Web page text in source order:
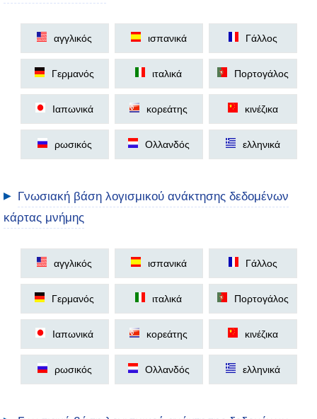
αγγλικός ισπανικά Γάλλος
Γερμανός ιταλικά Πορτογάλος
Ιαπωνικά κορεάτης κινέζικα
ρωσικός Ολλανδός ελληνικά
▶
Γνωσιακή βάση λογισμικού ανάκτησης δεδομένων
κάρτας μνήμης
αγγλικός ισπανικά Γάλλος
Γερμανός ιταλικά Πορτογάλος
Ιαπωνικά κορεάτης κινέζικα
ρωσικός Ολλανδός ελληνικά